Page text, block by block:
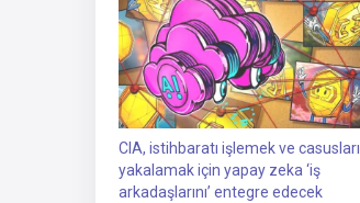
CIA, istihbaratı işlemek ve casusları
yakalamak için yapay zeka ‘iş
arkadaşlarını’ entegre edecek